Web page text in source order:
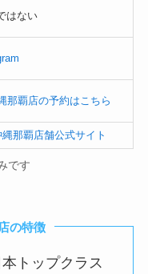
はない
那覇店の予約はこちら
那覇店舗公式サイト
です
の特徴
トップクラス